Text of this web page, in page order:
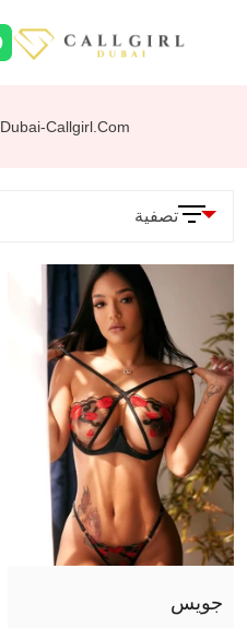
Dubai-Callgirl.com
جويس
تصفية
المعلمات
الخدمات
وضعية 69
جنس شرجي
تقييد
صور عادية (أثناء اللقاء)
جنس تقليدي مهبلي